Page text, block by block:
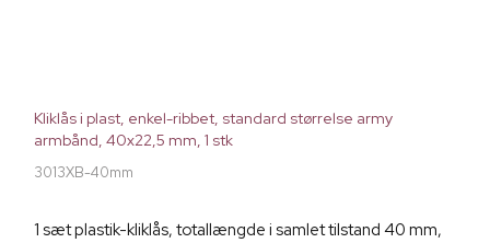
Kliklås i plast, enkel-ribbet, standard størrelse army
armbånd, 40x22,5 mm, 1 stk
3013XB-40mm
1 sæt plastik-kliklås, totallængde i samlet tilstand 40 mm,